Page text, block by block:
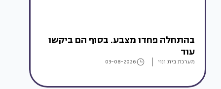
בהתחלה פחדו מצבע. בסוף הם ביקשו
עוד
מערכת בית ונוי 03-08-2026